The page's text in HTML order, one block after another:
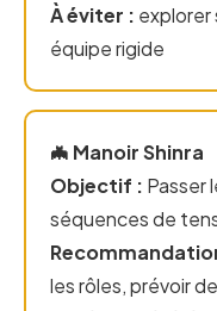
À éviter : explorer
équipe rigide
🦇 Manoir Shinra
Objectif : Passer
séquences de
les rôles, prévoir